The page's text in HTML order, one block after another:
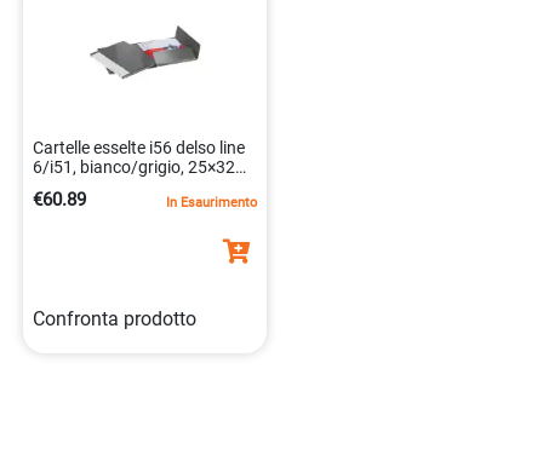
Cartelle esselte i56 delso line
6/i51, bianco/grigio, 25×32
€60.89 In Esaurimento
Confronta prodotto